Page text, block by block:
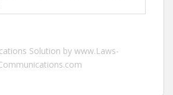
Solution by www.Laws-